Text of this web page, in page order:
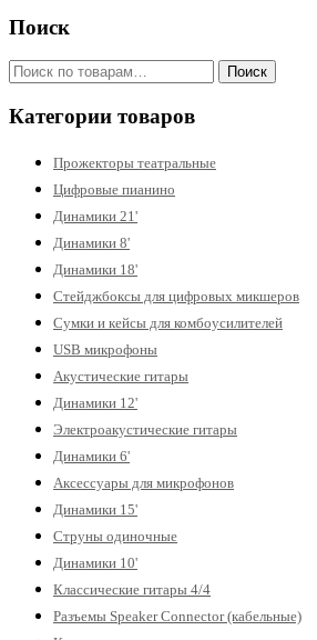
Поиск
Искать: Поиск
Категории товаров
Прожекторы театральные
Цифровые пианино
Динамики 21'
Динамики 8'
Динамики 18'
Стейджбоксы для цифровых микшеров
Сумки и кейсы для комбоусилителей
USB микрофоны
Акустические гитары
Динамики 12'
Электроакустические гитары
Динамики 6'
Аксессуары для микрофонов
Динамики 15'
Струны одиночные
Динамики 10'
Классические гитары 4/4
Разъемы Speaker Connector (кабельные)